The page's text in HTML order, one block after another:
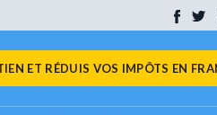
ET RÉDUIS VOS IMPÔTS EN